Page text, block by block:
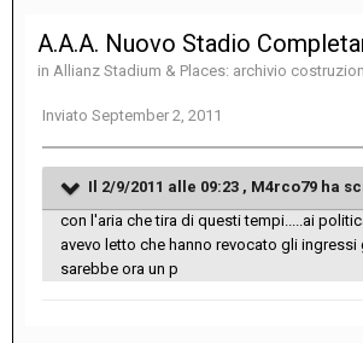
A.A.A. Nuovo Stadio
in Allianz Stadium & Places: archivio
Inviato September 2, 2011
Il 2/9/2011 alle 09:23 , M4rco79 ha
con l'aria che tira di questi tempi.....ai
avevo letto che hanno revocato gli ingressi
sarebbe ora un p